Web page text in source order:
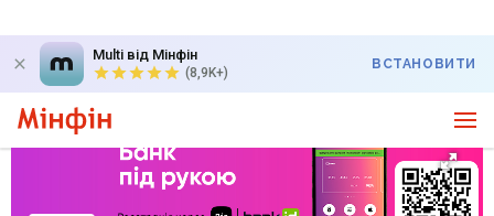
Multi від Мінфін
(8,9K+)
ВСТАНОВИТИ